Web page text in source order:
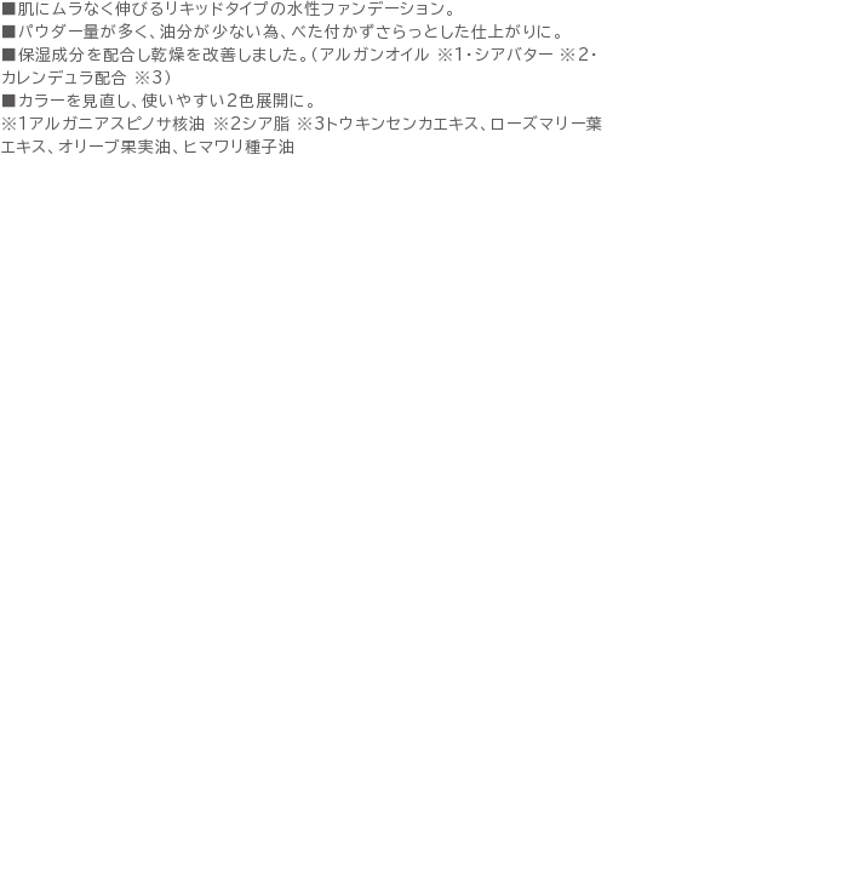
■肌にムラなく伸びるリキッドタイプの水性ファンデーション。
■パウダー量が多く、油分が少ない為、べた付かずさらっとした仕上がりに。
■保湿成分を配合し乾燥を改善しました。（アルガンオイル ※1・シアバター ※2・
カレンデュラ配合 ※3）
■カラーを見直し、使いやすい2色展開に。
※1アルガニアスピノサ核油 ※2シア脂 ※3トウキンセンカエキス、ローズマリー葉
エキス、オリーブ果実油、ヒマワリ種子油